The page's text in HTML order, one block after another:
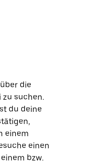
die
zu suchen.
du deine
einem
einen
bzw.